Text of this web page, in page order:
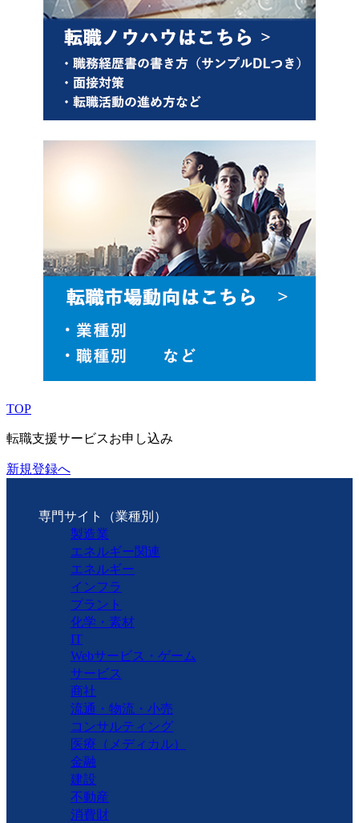
TOP
転職支援サービスお申し込み
新規登録へ
専門サイト（業種別）
製造業
エネルギー関連
エネルギー
インフラ
プラント
化学・素材
IT
Webサービス・ゲーム
サービス
商社
流通・物流・小売
コンサルティング
医療（メディカル）
金融
建設
不動産
消費財